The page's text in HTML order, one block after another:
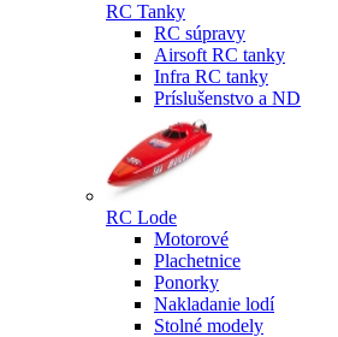
RC Tanky
RC súpravy
Airsoft RC tanky
Infra RC tanky
Príslušenstvo a ND
RC Lode
Motorové
Plachetnice
Ponorky
Nakladanie lodí
Stolné modely